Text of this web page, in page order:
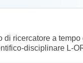
ricercatore a
disciplinare L-